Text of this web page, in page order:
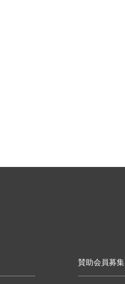
賛助会員募集